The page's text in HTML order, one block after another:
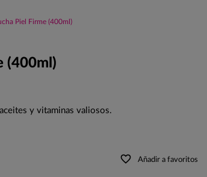
Piel Firme (400ml)
(400ml)
y vitaminas valiosos.
favorite_border Añadir a favoritos